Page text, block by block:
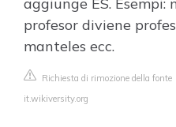
profesor diviene
manteles ecc.
Richiesta di rimozione della fonte
it.wikiversity.org